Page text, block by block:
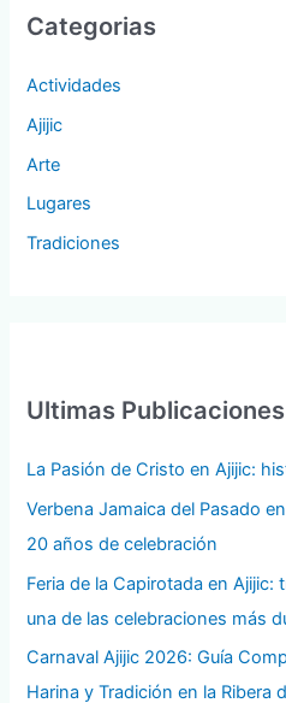
Categorias
Actividades
Ajijic
Arte
Lugares
Tradiciones
Ultimas Publicaciones
La Pasión de Cristo en Ajijic:
Verbena Jamaica del Pasado
20 años de celebración
Feria de la Capirotada en
una de las celebraciones más
Carnaval Ajijic 2026: Guía
Harina y Tradición en la Ribera